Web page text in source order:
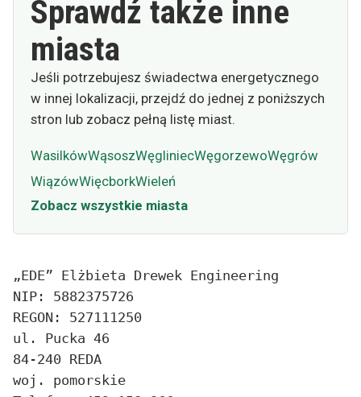
Sprawdź także inne
miasta
Jeśli potrzebujesz świadectwa energetycznego
w innej lokalizacji, przejdź do jednej z poniższych
stron lub zobacz pełną listę miast.
WasilkówWąsoszWęgliniecWęgorzewoWęgrów
WiązówWięcborkWieleń
Zobacz wszystkie miasta
„EDE” Elżbieta Drewek Engineering
NIP: 5882375726
REGON: 527111250
ul. Pucka 46
84-240 REDA
woj. pomorskie